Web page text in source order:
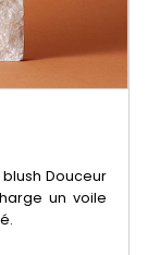
Douceur
un voile